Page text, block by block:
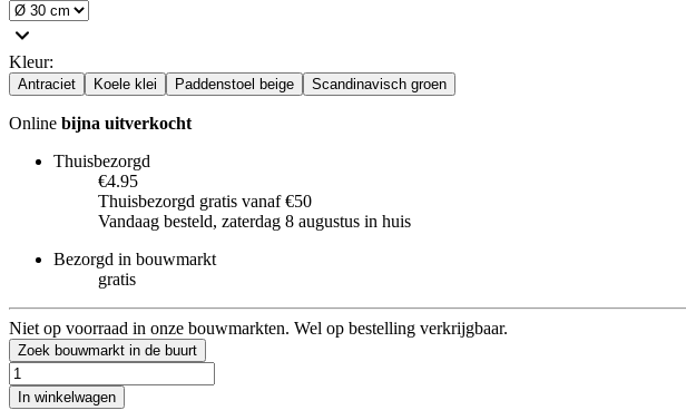
Kleur:
Antraciet Koele klei Paddenstoel beige Scandinavisch groen
Online bijna uitverkocht
Thuisbezorgd
€4.95
Thuisbezorgd gratis vanaf €50
Vandaag besteld, zaterdag 8 augustus in huis
Bezorgd in bouwmarkt
gratis
Niet op voorraad in onze bouwmarkten. Wel op bestelling verkrijgbaar.
Zoek bouwmarkt in de buurt
In winkelwagen